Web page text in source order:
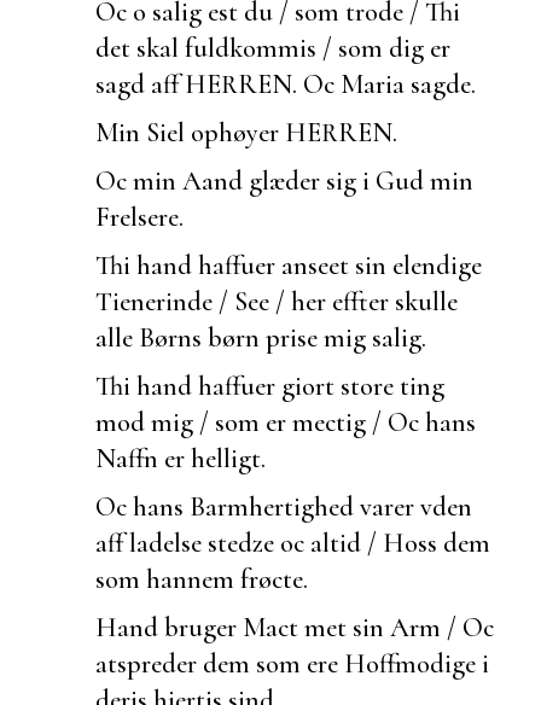
Oc o salig est du / som trode / Thi
det skal fuldkommis / som dig er
sagd aff HERREN. Oc Maria sagde.
Min Siel ophøyer HERREN.
Oc min Aand glæder sig i Gud min
Frelsere.
Thi hand haffuer anseet sin elendige
Tienerinde / See / her effter skulle
alle Børns børn prise mig salig.
Thi hand haffuer giort store ting
mod mig / som er mectig / Oc hans
Naffn er helligt.
Oc hans Barmhertighed varer vden
aff ladelse stedze oc altid / Hoss dem
som hannem frøcte.
Hand bruger Mact met sin Arm / Oc
atspreder dem som ere Hoffmodige i